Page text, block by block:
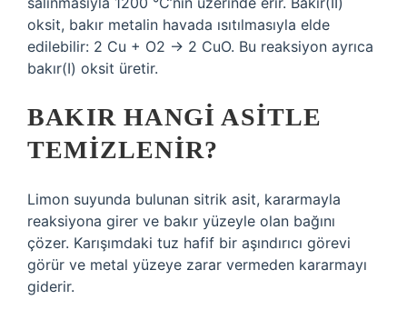
oksit, bakır metalin havada ısıtılmasıyla elde
edilebilir: 2 Cu + O2 → 2 CuO. Bu reaksiyon ayrıca
bakır(I) oksit üretir.
BAKIR HANGI ASITLE
TEMIZLENIR?
Limon suyunda bulunan sitrik asit, kararmayla
reaksiyona girer ve bakır yüzeyle olan bağını
çözer. Karışımdaki tuz hafif bir aşındırıcı görevi
görür ve metal yüzeye zarar vermeden kararmayı
giderir.